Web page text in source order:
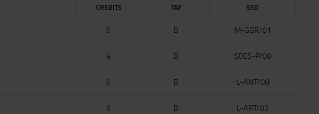
CREDITS TAF SSD
6 B M-GGR/01
9 B SECS-P/08
6 B L-ANT/08
6 B L-ART/02